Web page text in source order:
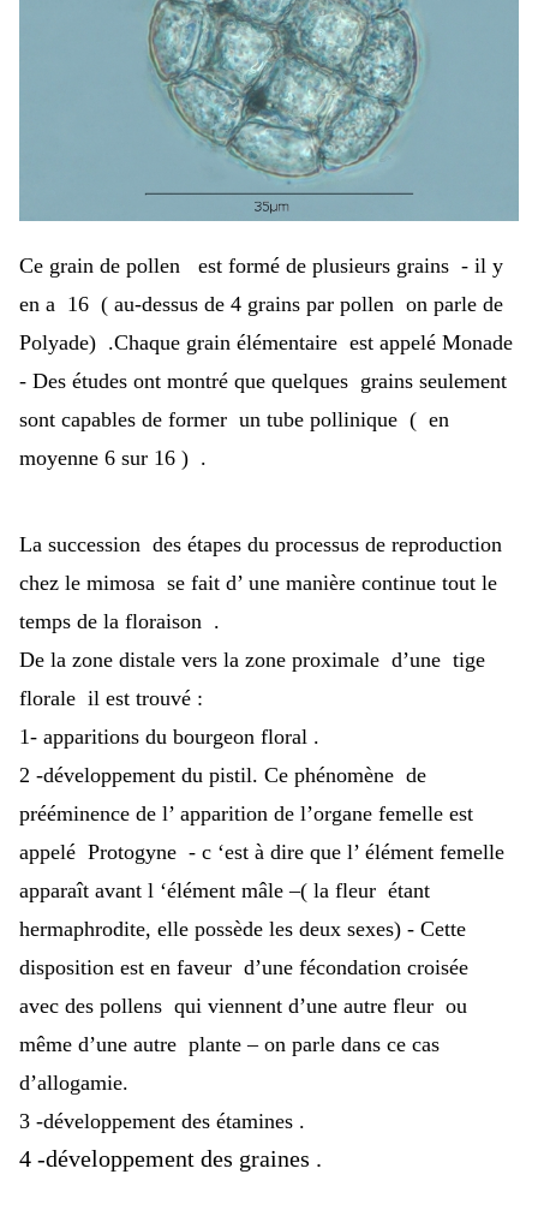
Ce grain de pollen est formé de plusieurs grains - il y
en a 16 ( au-dessus de 4 grains par pollen on parle de
Polyade) .Chaque grain élémentaire est appelé Monade
- Des études ont montré que quelques grains seulement
sont capables de former un tube pollinique ( en
moyenne 6 sur 16 ) .
La succession des étapes du processus de reproduction
chez le mimosa se fait d’ une manière continue tout le
temps de la floraison .
De la zone distale vers la zone proximale d’une tige
florale il est trouvé :
1- apparitions du bourgeon floral .
2 -développement du pistil. Ce phénomène de
prééminence de l’ apparition de l’organe femelle est
appelé Protogyne - c ‘est à dire que l’ élément femelle
apparaît avant l ‘élément mâle –( la fleur étant
hermaphrodite, elle possède les deux sexes) - Cette
disposition est en faveur d’une fécondation croisée
avec des pollens qui viennent d’une autre fleur ou
même d’une autre plante – on parle dans ce cas
d’allogamie.
3 -développement des étamines .
4 -développement des graines .